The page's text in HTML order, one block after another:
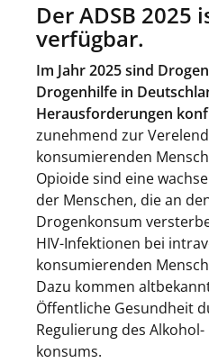
Der ADSB 2025
verfügbar.
Im Jahr 2025 sind
Drogenhilfe in
Herausforderungen
zunehmend zur
konsumierenden
Opioide sind eine
der Menschen, die an
Drogenkonsum
HIV-Infektionen bei
konsumierenden
Dazu kommen
Öffentliche Gesundheit
Regulierung des
konsums.